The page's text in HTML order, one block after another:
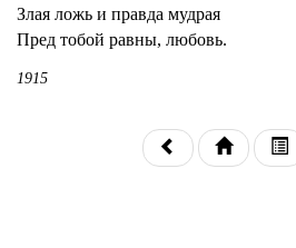
Злая ложь и правда мудрая
Пред тобой равны, любовь.
1915